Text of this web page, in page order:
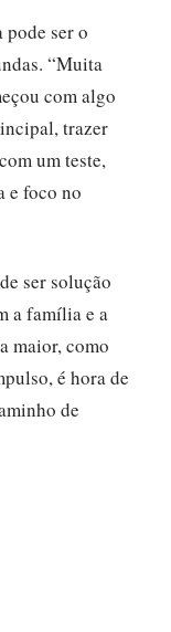
pode ser o
“Muita
com algo
trazer
um teste,
e foco no
ser solução
a família e a
maior, como
é hora de
de